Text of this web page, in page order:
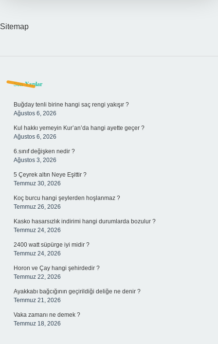
Sitemap
Sidebar
Son Yazılar
Buğday tenli birine hangi saç rengi yakışır ?
Ağustos 6, 2026
Kul hakkı yemeyin Kur’an’da hangi ayette geçer ?
Ağustos 6, 2026
6.sınıf değişken nedir ?
Ağustos 3, 2026
5 Çeyrek altın Neye Eşittir ?
Temmuz 30, 2026
Koç burcu hangi şeylerden hoşlanmaz ?
Temmuz 26, 2026
Kasko hasarsızlık indirimi hangi durumlarda bozulur ?
Temmuz 24, 2026
2400 watt süpürge iyi midir ?
Temmuz 24, 2026
Horon ve Çay hangi şehirdedir ?
Temmuz 22, 2026
Ayakkabı bağcığının geçirildiği deliğe ne denir ?
Temmuz 21, 2026
Vaka zamanı ne demek ?
Temmuz 18, 2026